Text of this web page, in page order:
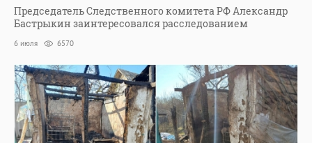
Председатель Следственного комитета РФ Александр
Бастрыкин заинтересовался расследованием
6 июля 6570